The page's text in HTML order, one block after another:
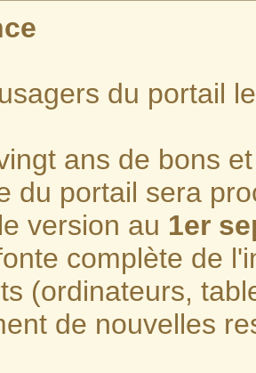
du portail
ans de bons
du portail sera
version au 1er
complète de
(ordinateurs,
de nouvelles